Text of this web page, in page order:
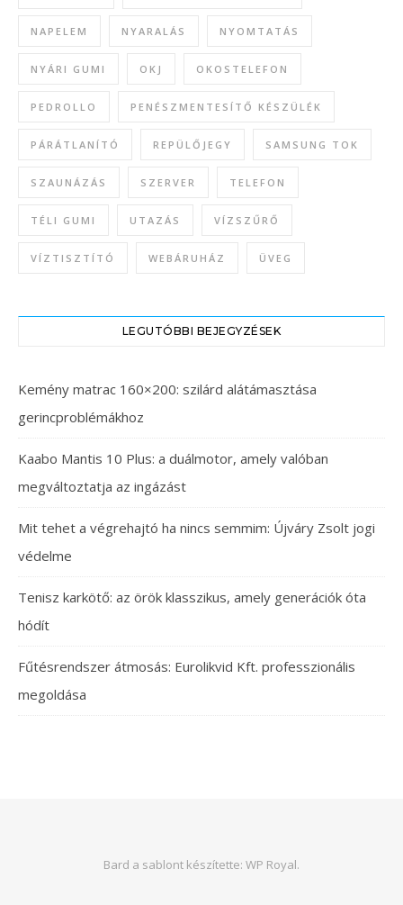
NAPELEM NYARALÁS NYOMTATÁS
NYÁRI GUMI OKJ OKOSTELEFON
PEDROLLO PENÉSZMENTESÍTŐ KÉSZÜLÉK
PÁRÁTLANÍTÓ REPÜLŐJEGY SAMSUNG TOK
SZAUNÁZÁS SZERVER TELEFON
TÉLI GUMI UTAZÁS VÍZSZŰRŐ
VÍZTISZTÍTÓ WEBÁRUHÁZ ÜVEG
LEGUTÓBBI BEJEGYZÉSEK
Kemény matrac 160×200: szilárd alátámasztása
gerincproblémákhoz
Kaabo Mantis 10 Plus: a duálmotor, amely valóban
megváltoztatja az ingázást
Mit tehet a végrehajtó ha nincs semmim: Újváry Zsolt jogi
védelme
Tenisz karkötő: az örök klasszikus, amely generációk óta
hódít
Fűtésrendszer átmosás: Eurolikvid Kft. professzionális
megoldása
Bard a sablont készítette: WP Royal.